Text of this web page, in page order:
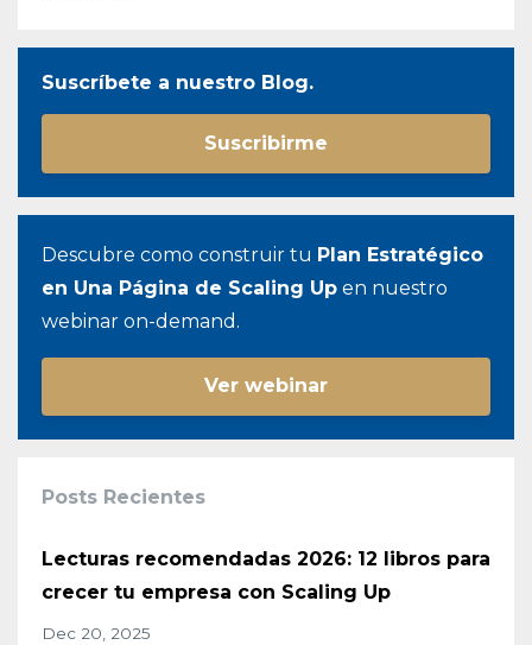
Suscríbete a nuestro Blog.
Suscribirme
Descubre como construir tu Plan Estratégico
en Una Página de Scaling Up en nuestro
webinar on-demand.
Ver webinar
Posts Recientes
Lecturas recomendadas 2026: 12 libros para
crecer tu empresa con Scaling Up
Dec 20, 2025